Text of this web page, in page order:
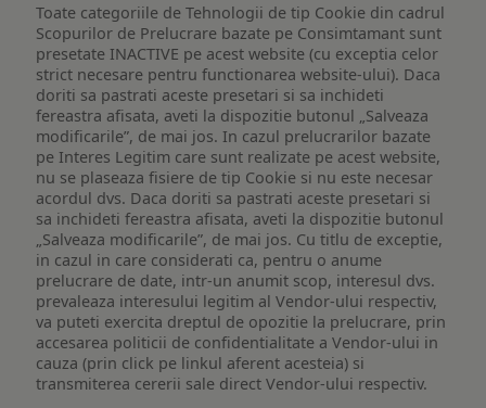
Toate categoriile de Tehnologii de tip Cookie din cadrul
Scopurilor de Prelucrare bazate pe Consimtamant sunt
presetate INACTIVE pe acest website (cu exceptia celor
strict necesare pentru functionarea website-ului). Daca
doriti sa pastrati aceste presetari si sa inchideti
fereastra afisata, aveti la dispozitie butonul „Salveaza
modificarile”, de mai jos. In cazul prelucrarilor bazate
pe Interes Legitim care sunt realizate pe acest website,
nu se plaseaza fisiere de tip Cookie si nu este necesar
acordul dvs. Daca doriti sa pastrati aceste presetari si
sa inchideti fereastra afisata, aveti la dispozitie butonul
„Salveaza modificarile”, de mai jos. Cu titlu de exceptie,
in cazul in care considerati ca, pentru o anume
prelucrare de date, intr-un anumit scop, interesul dvs.
prevaleaza interesului legitim al Vendor-ului respectiv,
va puteti exercita dreptul de opozitie la prelucrare, prin
accesarea politicii de confidentialitate a Vendor-ului in
cauza (prin click pe linkul aferent acesteia) si
transmiterea cererii sale direct Vendor-ului respectiv.